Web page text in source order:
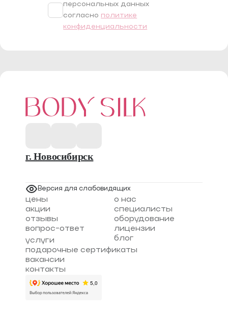
персональных данных
согласно политике
конфиденциальности
г. Новосибирск
Версия для слабовидящих
цены
акции
отзывы
вопрос-ответ
о нас
специалисты
оборудование
лицензии
блог
услуги
подарочные сертификаты
вакансии
контакты